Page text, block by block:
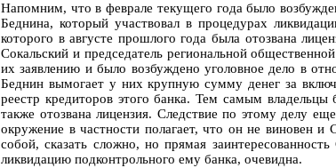
Напомним, что в феврале текущего года было
Беднина, который участвовал в процедурах
которого в августе прошлого года была отозвана
Сокальский и председатель региональной
их заявлению и было возбуждено уголовное дело в
Беднин вымогает у них крупную сумму денег за
реестр кредиторов этого банка. Тем самым
также отозвана лицензия. Следствие по этому делу
окружение в частности полагает, что он не виновен
собой, сказать сложно, но прямая
ликвидацию подконтрольного ему банка, очевидна.